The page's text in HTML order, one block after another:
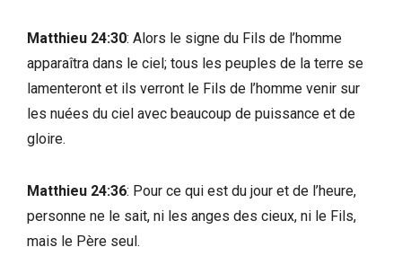
Matthieu 24:30: Alors le signe du Fils de l’homme
apparaîtra dans le ciel; tous les peuples de la terre se
lamenteront et ils verront le Fils de l’homme venir sur
les nuées du ciel avec beaucoup de puissance et de
gloire.
Matthieu 24:36: Pour ce qui est du jour et de l’heure,
personne ne le sait, ni les anges des cieux, ni le Fils,
mais le Père seul.